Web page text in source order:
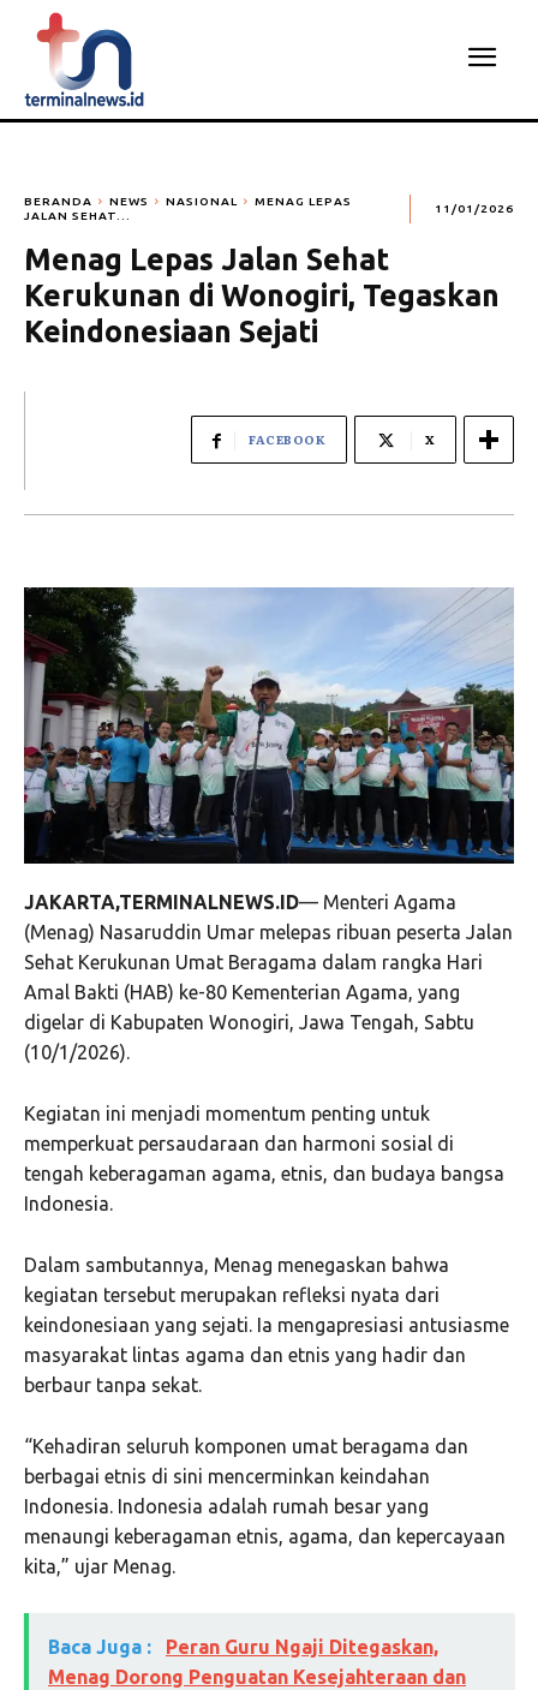
BERANDA NEWS NASIONAL
MENAG LEPAS
JALAN SEHAT...
11/01/2026
Menag Lepas Jalan Sehat
Kerukunan di Wonogiri, Tegaskan
Keindonesiaan Sejati
FACEBOOK X
JAKARTA,TERMINALNEWS.ID— Menteri Agama
(Menag) Nasaruddin Umar melepas ribuan peserta Jalan
Sehat Kerukunan Umat Beragama dalam rangka Hari
Amal Bakti (HAB) ke-80 Kementerian Agama, yang
digelar di Kabupaten Wonogiri, Jawa Tengah, Sabtu
(10/1/2026).
Kegiatan ini menjadi momentum penting untuk
memperkuat persaudaraan dan harmoni sosial di
tengah keberagaman agama, etnis, dan budaya bangsa
Indonesia.
Dalam sambutannya, Menag menegaskan bahwa
kegiatan tersebut merupakan refleksi nyata dari
keindonesiaan yang sejati. Ia mengapresiasi antusiasme
masyarakat lintas agama dan etnis yang hadir dan
berbaur tanpa sekat.
“Kehadiran seluruh komponen umat beragama dan
berbagai etnis di sini mencerminkan keindahan
Indonesia. Indonesia adalah rumah besar yang
menaungi keberagaman etnis, agama, dan kepercayaan
kita,” ujar Menag.
Baca Juga :
Peran Guru Ngaji Ditegaskan,
Menag Dorong Penguatan Kesejahteraan dan